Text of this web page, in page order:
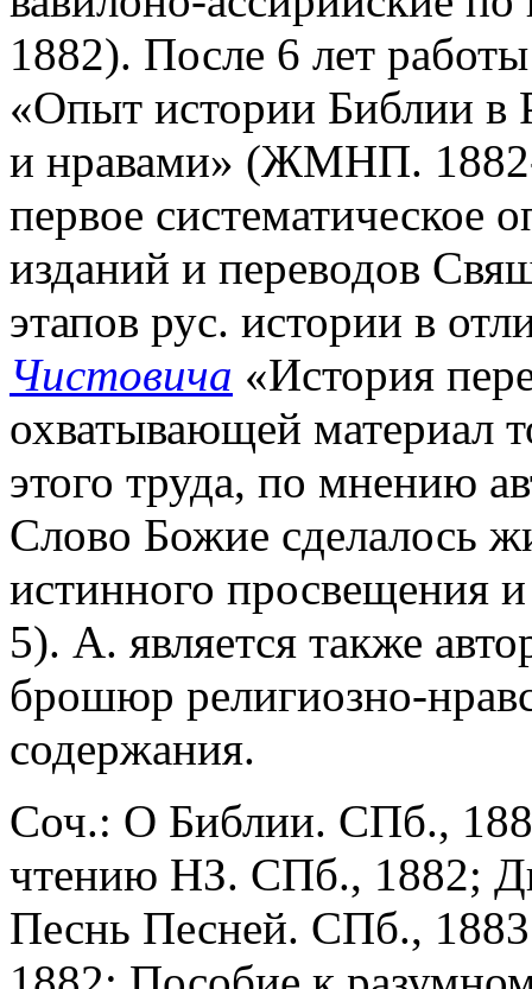
1882). После 6 лет
«Опыт истории Библии в
и нравами» (ЖМНП.
первое систематическое
изданий и переводов
этапов рус. истории в
Чистовича «История
охватывающей материал
этого труда, по мнению
Слово Божие сделалось
истинного просвещения
5). А. является также
брошюр религиозно-
содержания.
Соч.: О Библии. СПб.,
чтению НЗ. СПб., 1882;
Песнь Песней. СПб.,